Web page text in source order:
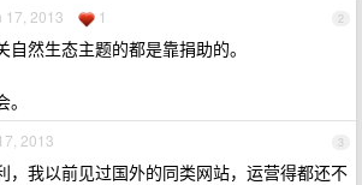
2
17, 2013 1
自然生态主题的都是靠捐助的。
3
2013
，我以前见过国外的同类网站，运营得都还不